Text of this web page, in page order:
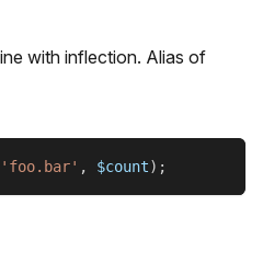
with inflection. Alias of
'foo.bar' , $count) ;